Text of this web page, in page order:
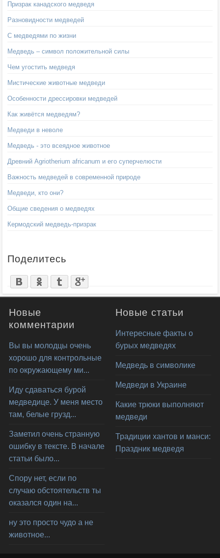
Призрак канадского медведя
Разновидности медведей
С медведями по жизни
Медведь – символ положительной силы
Чем угостить медведя
Мистические животные медведи
Особенности дрессировки медведей
Как живётся медведям?
Медведи в неволе
Медведь - это всеядное животное
Древний Agriotherium africanum и его суперчелюсти
Важность медведей в современной природе
Медведи, кто они?
Общие сведения о медведях
Кермодский медведь-призрак
Поделитесь
Новые
комментарии
Вы вы молодцы очень
хорошо для контрольные
по окружающему ми...
Иду сдаваться бурой
медведице. У меня место
там, белые грузд...
Заметил очень странную
ошибку в тексте. В начале
статьи было...
Спору нет, если по
случаю обстоятельств ты
оказался один на...
ну это просто чудо а не
животное...
Новые статьи
Интересные факты о
бурых медведях
Медведь в символике
Медведи в Украине
Какие трюки выполняют
медведи
Традиции хантов и манси:
Праздник медведя